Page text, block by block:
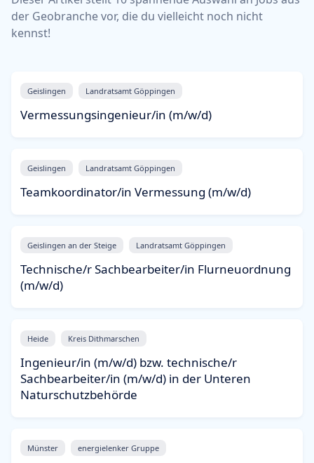
der Geobranche vor, die du vielleicht noch nicht
kennst!
Geislingen Landratsamt Göppingen
Vermessungsingenieur/in (m/w/d)
Geislingen Landratsamt Göppingen
Teamkoordinator/in Vermessung (m/w/d)
Geislingen an der Steige Landratsamt Göppingen
Technische/r Sachbearbeiter/in Flurneuordnung
(m/w/d)
Heide Kreis Dithmarschen
Ingenieur/in (m/w/d) bzw. technische/r
Sachbearbeiter/in (m/w/d) in der Unteren
Naturschutzbehörde
Münster energielenker Gruppe